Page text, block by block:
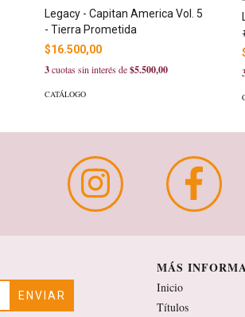
Legacy - Capitan America Vol. 5
- Tierra Prometida
$16.500,00
3cuotas sin interés de$5.500,00
CATÁLOGO
MÁS
Inicio
Títulos